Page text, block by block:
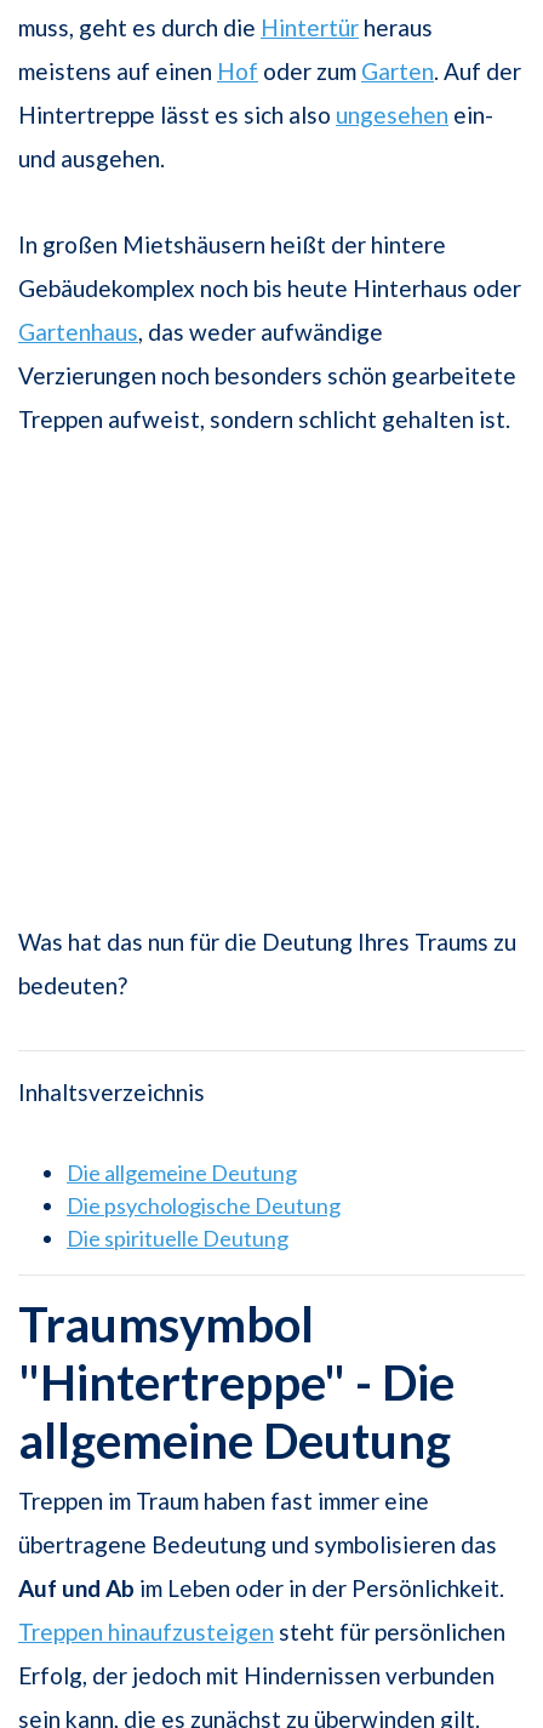
muss, geht es durch die Hintertür heraus
meistens auf einen Hof oder zum Garten. Auf der
Hintertreppe lässt es sich also ungesehen ein-
und ausgehen.
In großen Mietshäusern heißt der hintere
Gebäudekomplex noch bis heute Hinterhaus oder
Gartenhaus, das weder aufwändige
Verzierungen noch besonders schön gearbeitete
Treppen aufweist, sondern schlicht gehalten ist.
Was hat das nun für die Deutung Ihres Traums zu
bedeuten?
Inhaltsverzeichnis
Die allgemeine Deutung
Die psychologische Deutung
Die spirituelle Deutung
Traumsymbol
"Hintertreppe" - Die
allgemeine Deutung
Treppen im Traum haben fast immer eine
übertragene Bedeutung und symbolisieren das
Auf und Ab im Leben oder in der Persönlichkeit.
Treppen hinaufzusteigen steht für persönlichen
Erfolg, der jedoch mit Hindernissen verbunden
sein kann, die es zunächst zu überwinden gilt.